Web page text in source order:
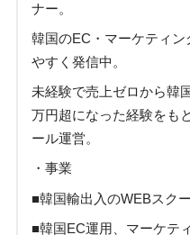
ナー。
韓国のEC・マーケティン
やすく発信中。
未経験で売上ゼロから韓
万円超になった経験をも
ール運営。
・事業
■韓国輸出入のWEBスク
■韓国EC運用、マーケテ